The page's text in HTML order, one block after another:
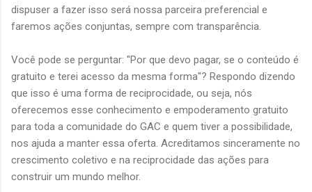
dispuser a fazer isso será nossa parceira preferencial e
faremos ações conjuntas, sempre com transparência.
Você pode se perguntar: "Por que devo pagar, se o conteúdo é
gratuito e terei acesso da mesma forma"? Respondo dizendo
que isso é uma forma de reciprocidade, ou seja, nós
oferecemos esse conhecimento e empoderamento gratuito
para toda a comunidade do GAC e quem tiver a possibilidade,
nos ajuda a manter essa oferta. Acreditamos sinceramente no
crescimento coletivo e na reciprocidade das ações para
construir um mundo melhor.